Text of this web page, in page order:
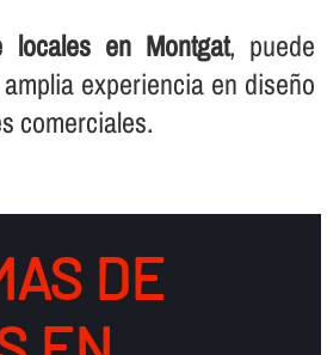
locales en Montgat, puede
experiencia en diseño
comerciales.
DE